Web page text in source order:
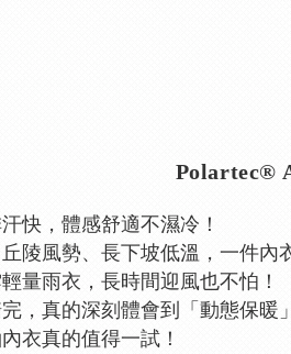
Polartec®
快，體感舒適不濕冷！
陵風勢、長下坡低溫，一件內
量雨衣，長時間迎風也不怕！
，真的深刻體會到「動態保
衣真的值得一試！